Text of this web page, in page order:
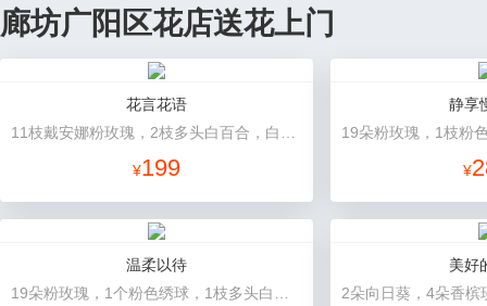
廊坊广阳区花店送花上门
花言花语
¥199
静享
¥
温柔以待
美好